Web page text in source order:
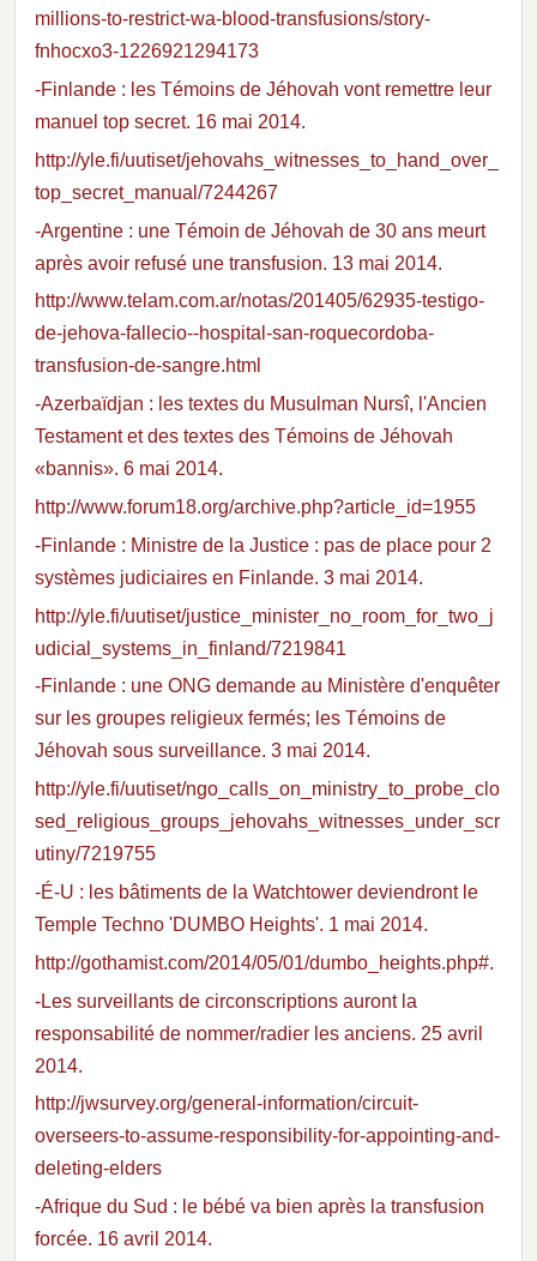
millions-to-restrict-wa-blood-transfusions/story-
fnhocxo3-1226921294173
-Finlande : les Témoins de Jéhovah vont remettre leur
manuel top secret. 16 mai 2014.
http://yle.fi/uutiset/jehovahs_witnesses_to_hand_over_
top_secret_manual/7244267
-Argentine : une Témoin de Jéhovah de 30 ans meurt
après avoir refusé une transfusion. 13 mai 2014.
http://www.telam.com.ar/notas/201405/62935-testigo-
de-jehova-fallecio--hospital-san-roquecordoba-
transfusion-de-sangre.html
-Azerbaïdjan : les textes du Musulman Nursî, l'Ancien
Testament et des textes des Témoins de Jéhovah
«bannis». 6 mai 2014.
http://www.forum18.org/archive.php?article_id=1955
-Finlande : Ministre de la Justice : pas de place pour 2
systèmes judiciaires en Finlande. 3 mai 2014.
http://yle.fi/uutiset/justice_minister_no_room_for_two_j
udicial_systems_in_finland/7219841
-Finlande : une ONG demande au Ministère d'enquêter
sur les groupes religieux fermés; les Témoins de
Jéhovah sous surveillance. 3 mai 2014.
http://yle.fi/uutiset/ngo_calls_on_ministry_to_probe_clo
sed_religious_groups_jehovahs_witnesses_under_scr
utiny/7219755
-É-U : les bâtiments de la Watchtower deviendront le
Temple Techno 'DUMBO Heights'. 1 mai 2014.
http://gothamist.com/2014/05/01/dumbo_heights.php#.
-Les surveillants de circonscriptions auront la
responsabilité de nommer/radier les anciens. 25 avril
2014.
http://jwsurvey.org/general-information/circuit-
overseers-to-assume-responsibility-for-appointing-and-
deleting-elders
-Afrique du Sud : le bébé va bien après la transfusion
forcée. 16 avril 2014.